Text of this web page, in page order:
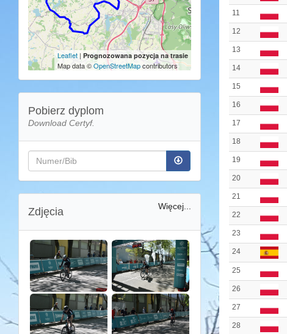
Leaflet| Prognozowana pozycja na trasie
Map data ©OpenStreetMapcontributors
Pobierz dyplom
Download Certyf.
Więcej...
Zdjęcia
11
12
13
14
15
16
17
18
19
20
21
22
23
24
25
26
27
28